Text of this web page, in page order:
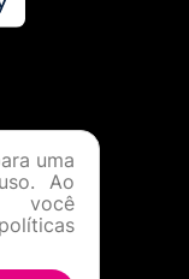
uma
Ao
você